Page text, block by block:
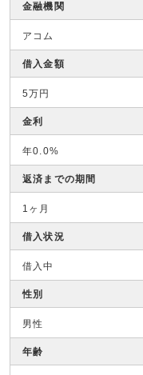
金融機関
アコム
借入金額
5万円
金利
年0.0%
返済までの期間
1ヶ月
借入状況
借入中
性別
男性
年齢